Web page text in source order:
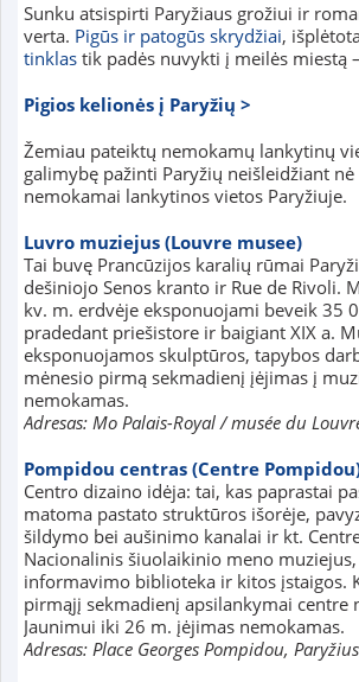
Sunku atsispirti Paryžiaus grožiui ir
verta. Pigūs ir patogūs skrydžiai,
tinklastik padės nuvykti į meilės miestą
Pigios kelionės į Paryžių >
Žemiau pateiktų nemokamų lankytinų
galimybę pažinti Paryžių neišleidžiant nė
nemokamai lankytinos vietos Paryžiuje.
Luvro muziejus (Louvre musee)
Tai buvę Prancūzijos karalių rūmai
dešiniojo Senos kranto ir Rue de Rivoli.
kv. m. erdvėje eksponuojami beveik 35
pradedant priešistore ir baigiant XIX a.
eksponuojamos skulptūros, tapybos
mėnesio pirmą sekmadienį įėjimas į
nemokamas.
Adresas: Mo Palais-Royal / musée du
Pompidou centras (Centre
Centro dizaino idėja: tai, kas paprastai
matoma pastato struktūros išorėje,
šildymo bei aušinimo kanalai ir kt.
Nacionalinis šiuolaikinio meno
informavimo biblioteka ir kitos įstaigos.
pirmąjį sekmadienį apsilankymai centre
Jaunimui iki 26 m. įėjimas nemokamas.
Adresas: Place Georges Pompidou, Paryžius